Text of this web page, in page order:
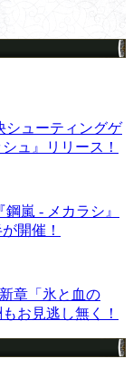
シューティングゲ
ュ』リリース！
嵐 - メカラシ』
開催！
章「氷と血の
お見逃し無く！